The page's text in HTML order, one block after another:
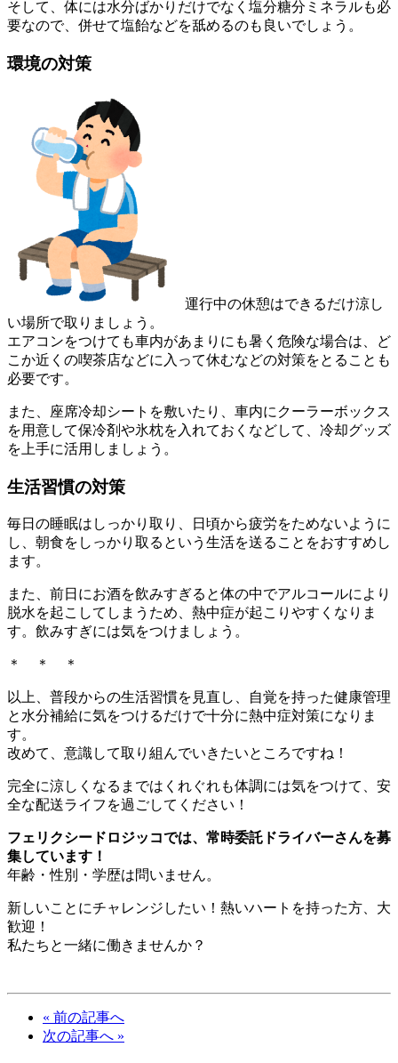
そして、体には水分ばかりだけでなく塩分糖分ミネラルも必
要なので、併せて塩飴などを舐めるのも良いでしょう。
環境の対策
運行中の休憩はできるだけ涼し
い場所で取りましょう。
エアコンをつけても車内があまりにも暑く危険な場合は、ど
こか近くの喫茶店などに入って休むなどの対策をとることも
必要です。
また、座席冷却シートを敷いたり、車内にクーラーボックス
を用意して保冷剤や氷枕を入れておくなどして、冷却グッズ
を上手に活用しましょう。
生活習慣の対策
毎日の睡眠はしっかり取り、日頃から疲労をためないように
し、朝食をしっかり取るという生活を送ることをおすすめし
ます。
また、前日にお酒を飲みすぎると体の中でアルコールにより
脱水を起こしてしまうため、熱中症が起こりやすくなりま
す。飲みすぎには気をつけましょう。
＊ ＊ ＊
以上、普段からの生活習慣を見直し、自覚を持った健康管理
と水分補給に気をつけるだけで十分に熱中症対策になりま
す。
改めて、意識して取り組んでいきたいところですね！
完全に涼しくなるまではくれぐれも体調には気をつけて、安
全な配送ライフを過ごしてください！
フェリクシードロジッコでは、常時委託ドライバーさんを募
集しています！
年齢・性別・学歴は問いません。
新しいことにチャレンジしたい！熱いハートを持った方、大
歓迎！
私たちと一緒に働きませんか？
« 前の記事へ
次の記事へ »